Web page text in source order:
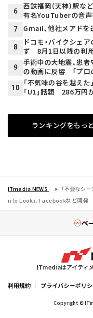
6
西鉄福岡（天神）駅
有名YouTuberの音
7 Gmail、他社メアド
8
ドコモ・バイクシェ
ず 8月1日以降の利用
9
手術中の大地震、患
の動画に反響 「プロ
10
「不気味の谷を越え
「U1」話題 286万円
ランキングをもっ
ITmedia NEWS
「不要なシ
n to Look」、Facebookなど開発
ペ
ITmediaはアイティ
利用規約 プライバシーポリ
Copyright ©